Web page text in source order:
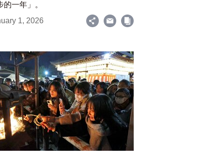
的一年」。
1, 2026